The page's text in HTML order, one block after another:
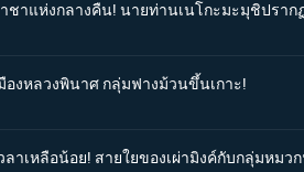
ชาแห่งกลางคืน! นายท่านเนโกะมะมุชิปราก
องหลวงพินาศ กลุ่มฟางม้วนขึ้นเกาะ!
ลาเหลือน้อย! สายใยของเผ่ามิงค์กับกลุ่มหมว